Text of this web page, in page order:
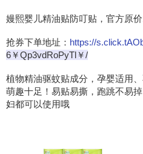
嫚熙婴儿精油贴防叮贴，官方原价
抢券下单地址： https://
6￥Qp3vdRoPyTl￥/
植物精油驱蚊贴成分，孕婴适用
萌趣十足！易贴易撕，跑跳不易
妇都可以使用哦